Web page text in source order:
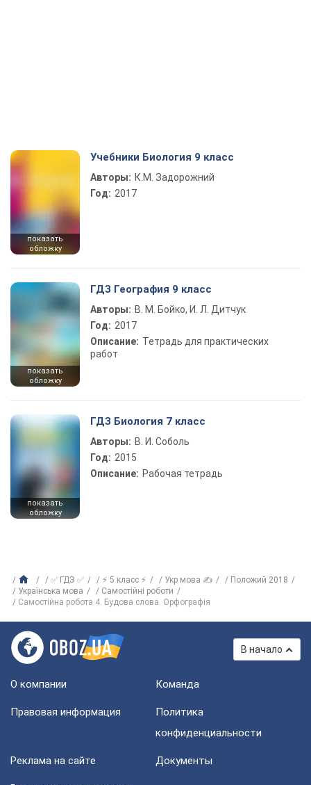
показать
обложку
Учебники Биология 9 класс
Авторы: К.М. Задорожний
Год: 2017
показать
обложку
ГДЗ География 9 класс
Авторы: В. М. Бойко, И. Л. Дитчук
Год: 2017
Описание: Тетрадь для практических
работ
показать
обложку
ГДЗ Биология 7 класс
Авторы: В. И. Соболь
Год: 2015
Описание: Рабочая тетрадь
✅ ГДЗ ✅ ⚡ 5 класс ⚡ Укр мова ✍
Положий 2018
Українська мова
Самостійні роботи
Самостійна робота 4. Будова слова. Орфографія
В начало
О компании Команда
Правовая информация
Политика
конфиденциальности
Реклама на сайте Документы